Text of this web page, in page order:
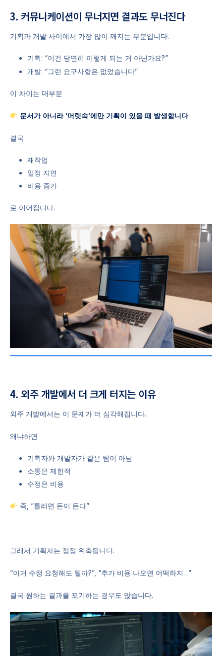
3. 커뮤니케이션이 무너지면 결과도 무너진다
기획과 개발 사이에서 가장 많이 깨지는 부분입니다.
기획: “이건 당연히 이렇게 되는 거 아닌가요?”
개발: “그런 요구사항은 없었습니다”
이 차이는 대부분
문서가 아니라 ‘머릿속’에만 기획이 있을 때 발생합니다
결국
재작업
일정 지연
비용 증가
로 이어집니다.
4. 외주 개발에서 더 크게 터지는 이유
외주 개발에서는 이 문제가 더 심각해집니다.
왜냐하면
기획자와 개발자가 같은 팀이 아님
소통은 제한적
수정은 비용
즉, “틀리면 돈이 든다”
그래서 기획자는 점점 위축됩니다.
“이거 수정 요청해도 될까?”, “추가 비용 나오면 어떡하지…”
결국 원하는 결과를 포기하는 경우도 많습니다.